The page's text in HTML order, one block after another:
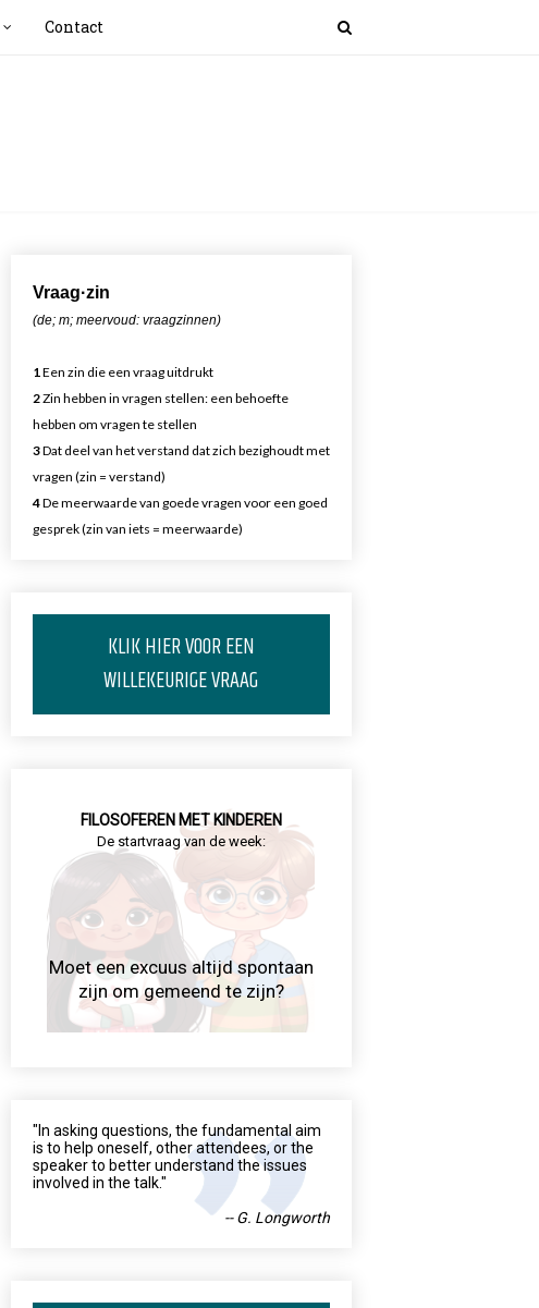
Contact
Vraag·zin
(de; m; meervoud: vraagzinnen)
1Een zin die een vraag uitdrukt
2Zin hebben in vragen stellen: een behoefte
hebben om vragen te stellen
3Dat deel van het verstand dat zich bezighoudt met
vragen (zin = verstand)
4De meerwaarde van goede vragen voor een goed
gesprek (zin van iets = meerwaarde)
KLIK HIER VOOR EEN
WILLEKEURIGE VRAAG
FILOSOFEREN MET KINDEREN
De startvraag van de week:
Moet een excuus altijd spontaan
zijn om gemeend te zijn?
"In asking questions, the fundamental aim
is to help oneself, other attendees, or the
speaker to better understand the issues
involved in the talk."
-- G. Longworth